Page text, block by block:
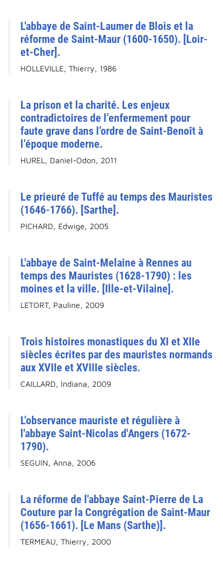
L'abbaye de Saint-Laumer de Blois et la
réforme de Saint-Maur (1600-1650). [Loir-
et-Cher].
HOLLEVILLE, Thierry, 1986
La prison et la charité. Les enjeux
contradictoires de l’enfermement pour
faute grave dans l’ordre de Saint-Benoît à
l’époque moderne.
HUREL, Daniel-Odon, 2011
Le prieuré de Tuffé au temps des Mauristes
(1646-1766). [Sarthe].
PICHARD, Edwige, 2005
L'abbaye de Saint-Melaine à Rennes au
temps des Mauristes (1628-1790) : les
moines et la ville. [Ille-et-Vilaine].
LETORT, Pauline, 2009
Trois histoires monastiques du XI et XIIe
siècles écrites par des mauristes normands
aux XVIIe et XVIIIe siècles.
CAILLARD, Indiana, 2009
L'observance mauriste et régulière à
l'abbaye Saint-Nicolas d'Angers (1672-
1790).
SEGUIN, Anna, 2006
La réforme de l'abbaye Saint-Pierre de La
Couture par la Congrégation de Saint-Maur
(1656-1661). [Le Mans (Sarthe)].
TERMEAU, Thierry, 2000